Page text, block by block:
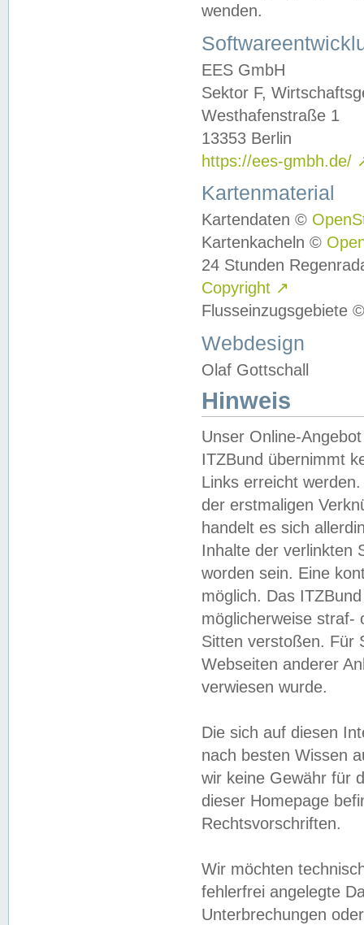
wenden.
EES GmbH
Sektor F,
Westhafenstraße 1
13353 Berlin
https://ees-gmbh.de/
Kartenmaterial
Kartendaten ©
Kartenkacheln ©
24 Stunden
Copyright ↗
Flusseinzugsgebiete
Webdesign
Olaf Gottschall
Hinweis
Unser Online-
ITZBund übernimmt
Links erreicht
der erstmaligen
handelt es sich
Inhalte der verlinkten
worden sein. Eine
möglich. Das
möglicherweise straf-
Sitten verstoßen. Für
Webseiten anderer
verwiesen wurde.
Die sich auf diesen
nach besten Wissen
wir keine Gewähr für
dieser Homepage
Rechtsvorschriften.
Wir möchten
fehlerfrei angelegte
Unterbrechungen